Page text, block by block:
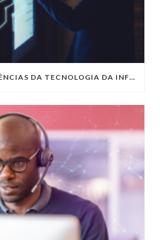
QUAIS SÃO AS TENDÊNCIAS DA TECNOLOGIA DA INFORMAÇÃO PARA 2023?